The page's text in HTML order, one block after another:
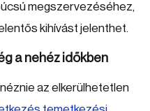
megszervezéséhez,
kihívást jelenthet.
a nehéz időkben
az elkerülhetetlen